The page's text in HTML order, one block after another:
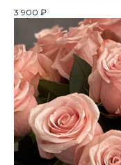
3 900 ₽